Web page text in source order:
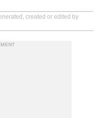
created or edited by